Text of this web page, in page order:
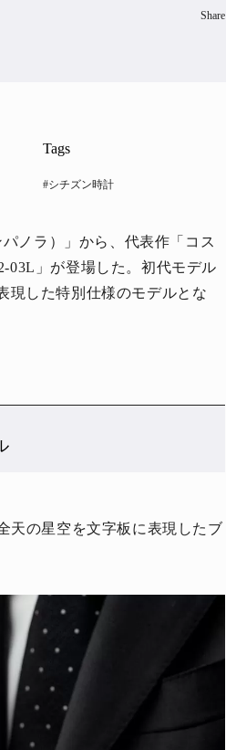
Share
Tags
#シチズン時計
ノラ）」から、代表作「コス
03L」が登場した。初代モデル
現した特別仕様のモデルとな
天の星空を文字板に表現したブ